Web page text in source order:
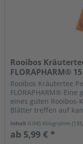
Rooibos
FLORAPHARM®
Rooibos Kräutertee
FLORAPHARM®
eines guten Rooibos-
Blätter treffen auf
Inhalt 0.045 Kilogramm
ab 5,99 € *